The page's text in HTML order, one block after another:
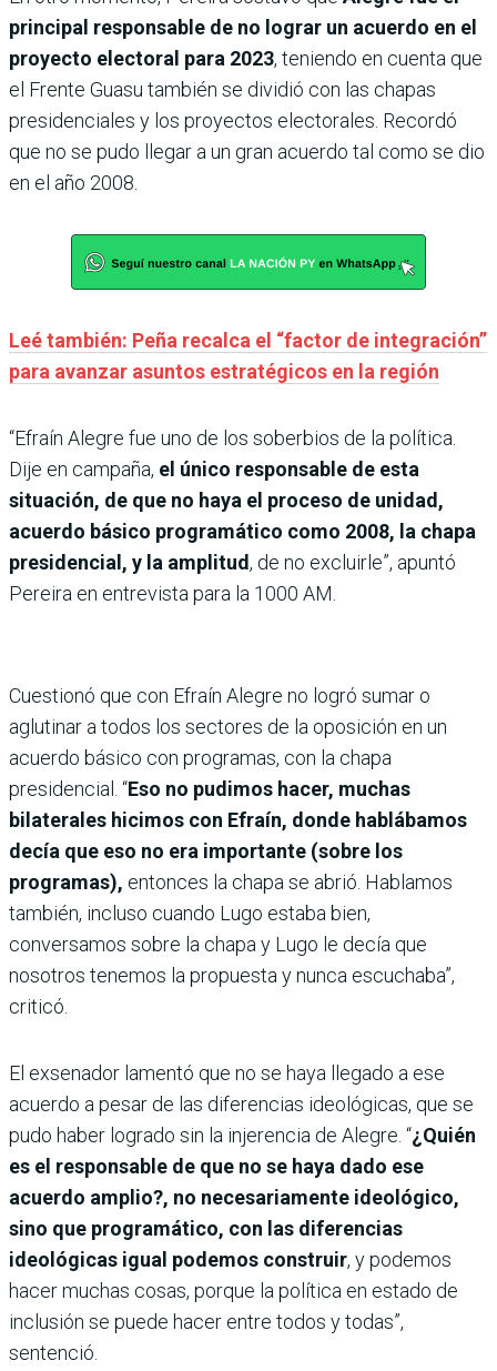
principal responsable de no lograr un acuerdo en el
proyecto electoral para 2023, teniendo en cuenta que
el Frente Guasu también se dividió con las chapas
presidenciales y los proyectos electorales. Recordó
que no se pudo llegar a un gran acuerdo tal como se dio
en el año 2008.
Leé también: Peña recalca el “factor de integración”
para avanzar asuntos estratégicos en la región
“Efraín Alegre fue uno de los soberbios de la política.
Dije en campaña, el único responsable de esta
situación, de que no haya el proceso de unidad,
acuerdo básico programático como 2008, la chapa
presidencial, y la amplitud, de no excluirle”, apuntó
Pereira en entrevista para la 1000 AM.
Cuestionó que con Efraín Alegre no logró sumar o
aglutinar a todos los sectores de la oposición en un
acuerdo básico con programas, con la chapa
presidencial. “Eso no pudimos hacer, muchas
bilaterales hicimos con Efraín, donde hablábamos
decía que eso no era importante (sobre los
programas), entonces la chapa se abrió. Hablamos
también, incluso cuando Lugo estaba bien,
conversamos sobre la chapa y Lugo le decía que
nosotros tenemos la propuesta y nunca escuchaba”,
criticó.
El exsenador lamentó que no se haya llegado a ese
acuerdo a pesar de las diferencias ideológicas, que se
pudo haber logrado sin la injerencia de Alegre. “¿Quién
es el responsable de que no se haya dado ese
acuerdo amplio?, no necesariamente ideológico,
sino que programático, con las diferencias
ideológicas igual podemos construir, y podemos
hacer muchas cosas, porque la política en estado de
inclusión se puede hacer entre todos y todas”,
sentenció.